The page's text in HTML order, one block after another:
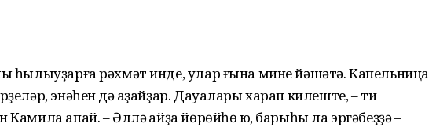
һылыуҙарға рәхмәт инде, улар ғына мине йәшәтә. Капельница
энәһен дә ҡаҙайҙар. Дауалары харап килеште, – ти
Камила апай. – Әллә ҡайҙа йөрөйһө юҡ, барыһы ла эргәбеҙҙә –